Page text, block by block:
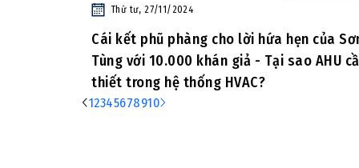
Thứ tư, 27/11/2024
Cái kết phũ phàng cho lời hứa hẹn của
Tùng với 10.000 khán giả - Tại sao AHU
thiết trong hệ thống HVAC?
12345678910